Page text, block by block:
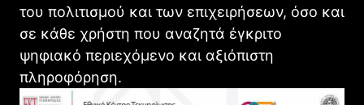
του πολιτισμού και των επιχειρήσεων, όσο και
σε κάθε χρήστη που αναζητά έγκριτο
ψηφιακό περιεχόμενο και αξιόπιστη
πληροφόρηση.